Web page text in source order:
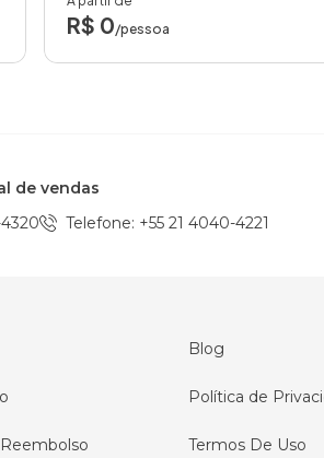
R$ 0/pessoa
de vendas
Telefone: +55 21 4040-4221
Blog
Política de
Termos De Uso